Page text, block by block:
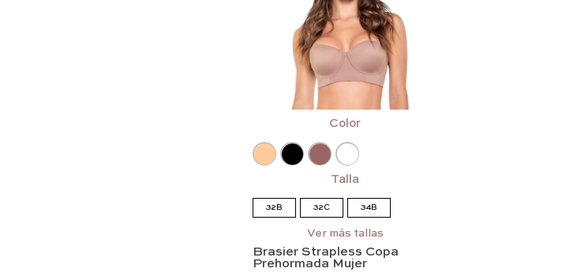
Color
Talla
32B 32C 34B
34D 36B
36C 36D
Ver más tallas
Brasier Strapless Copa
Prehormada Mujer